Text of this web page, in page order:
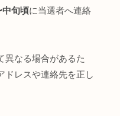
中旬頃に当選者へ連絡
異なる場合があるた
ドレスや連絡先を正し